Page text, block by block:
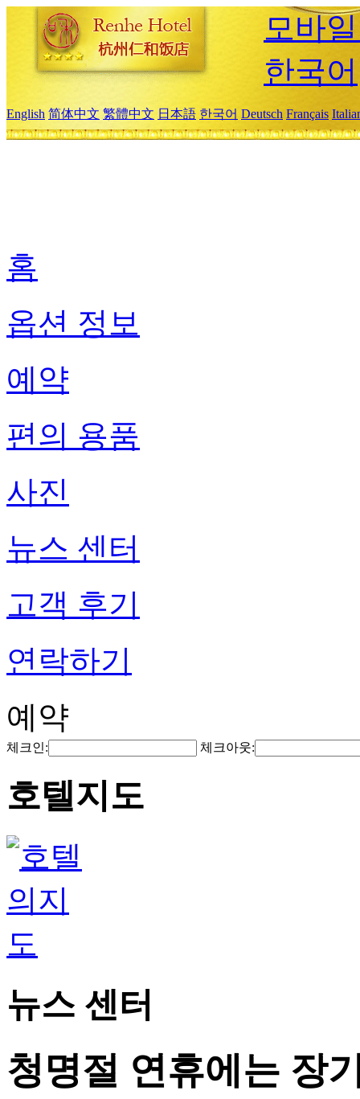
모바
한국어
English 简体中文 繁體中文 日本語 한국어 Deutsch Français
홈
옵션 정보
예약
편의 용품
사진
뉴스 센터
고객 후기
연락하기
예약
체크인: 체크아웃:
호텔지도
뉴스 센터
청명절 연휴에는 장